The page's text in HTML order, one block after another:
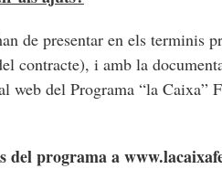
de presentar en els terminis
contracte), i amb la
web del Programa “la Caixa”
del programa a